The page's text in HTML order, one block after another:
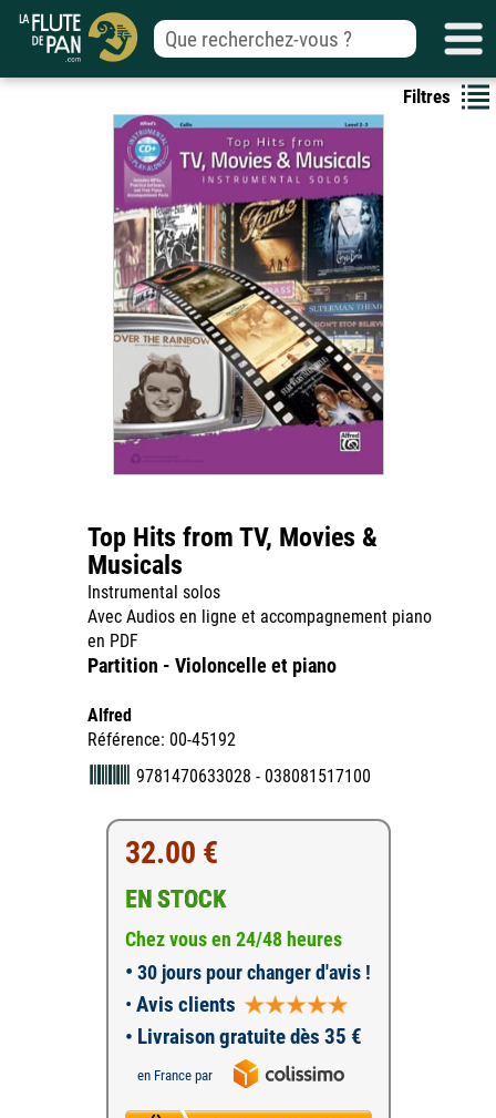
Filtres
Top Hits from TV, Movies &
Musicals
Instrumental solos
Avec Audios en ligne et accompagnement piano
en PDF
Partition - Violoncelle et piano
Alfred
Référence: 00-45192
9781470633028 - 038081517100
32.00 €
EN STOCK
Chez vous en 24/48 heures
• 30 jours pour changer d'avis !
• Avis clients
• Livraison gratuite dès 35 €
en France par